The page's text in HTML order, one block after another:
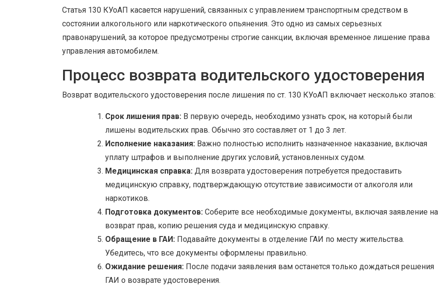
Статья 130 КУоАП касается нарушений, связанных с управлением транспортным средством в
состоянии алкогольного или наркотического опьянения. Это одно из самых серьезных
правонарушений, за которое предусмотрены строгие санкции, включая временное лишение права
управления автомобилем.
Процесс возврата водительского удостоверения
Возврат водительского удостоверения после лишения по ст. 130 КУоАП включает несколько этапов:
Срок лишения прав: В первую очередь, необходимо узнать срок, на который были
лишены водительских прав. Обычно это составляет от 1 до 3 лет.
Исполнение наказания: Важно полностью исполнить назначенное наказание, включая
уплату штрафов и выполнение других условий, установленных судом.
Медицинская справка: Для возврата удостоверения потребуется предоставить
медицинскую справку, подтверждающую отсутствие зависимости от алкоголя или
наркотиков.
Подготовка документов: Соберите все необходимые документы, включая заявление на
возврат прав, копию решения суда и медицинскую справку.
Обращение в ГАИ: Подавайте документы в отделение ГАИ по месту жительства.
Убедитесь, что все документы оформлены правильно.
Ожидание решения: После подачи заявления вам останется только дождаться решения
ГАИ о возврате удостоверения.